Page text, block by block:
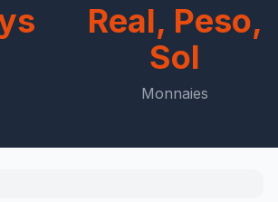
Real, Peso,
Sol
Monnaies